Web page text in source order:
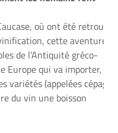
où ont été
cette aventure
de l’Antiquité gréco-
Europe qui va importer,
variétés (appelées
du vin une boisson